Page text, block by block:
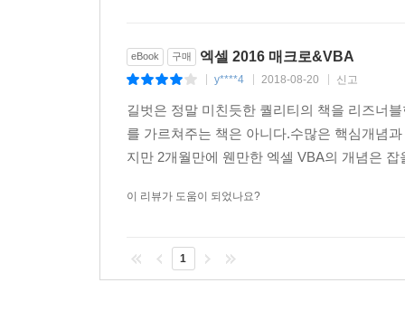
〈실무예제〉 13 시트 정렬하고 관리하기 -
〈핵심기능〉 14 Application.FileDialog와 Dir 도스
★〈실무예제〉 15 특정 폴더의 파일 목록 만들기
〈실무예제〉 16 열어 놓은 문서를 한 번에 닫기 -
〈핵심기능〉 17 Application.OnKey 메서드의 사
〈핵심기능〉 19 Application.OnTime 메서드의 사
〈핵심기능〉 21 Application.MacroOptions 메서
〈실무예제〉 22 fnExtract 함수의 도움말 지정하
eBook 구매 엑셀 2016 매크로&VBA
y****4 2018-08-20 신고
길벗은 정말 미친듯한 퀄리티의 책을 리즈너
를 가르쳐주는 책은 아니다.수많은 핵심개념
지만 2개월만에 웬만한 엑셀 VBA의 개념은
이 리뷰가 도움이 되었나요?
1